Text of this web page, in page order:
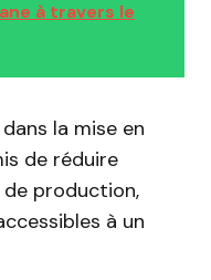
à travers le
la mise en
de réduire
production,
à un